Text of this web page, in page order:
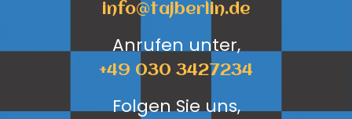
info@tajberlin.de
Anrufen unter,
+49 030 3427234
Folgen Sie uns,